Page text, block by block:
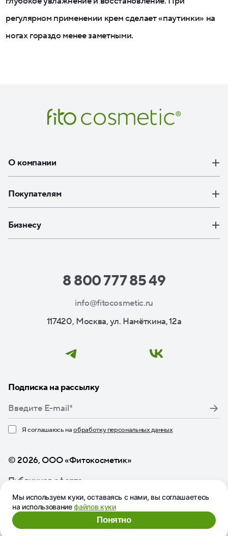
регулярном применении крем сделает «паутинки» на
ногах гораздо менее заметными.
О компании
Покупателям
Бизнесу
8 800 777 85 49
info@fitocosmetic.ru
117420, Москва, ул. Намёткина, 12а
Подписка на рассылку
Я соглашаюсь наобработку персональных данных
© 2026, ООО «Фитокосметик»
Публичная оферта
Мы используем куки, оставаясь с нами, вы соглашаетесь
на использованиефайлов куки
Понятно